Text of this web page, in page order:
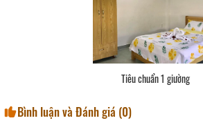
Tiêu chuẩn 1 giường
Bình luận và Đánh giá (0)